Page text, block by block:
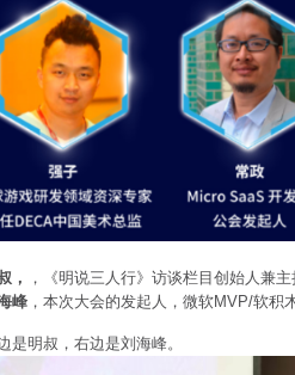
，
，《明说三人行》访谈栏目创始人兼
峰 ，本次大会的发起人，微软MVP/软积
是明叔，右边是刘海峰。